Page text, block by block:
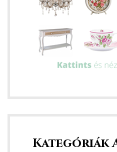
Kategóriák